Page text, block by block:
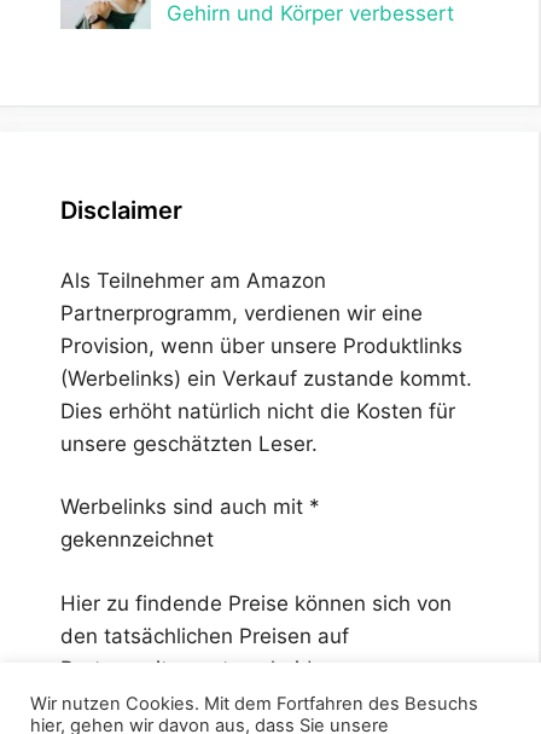
Gehirn und Körper verbessert
Disclaimer
Als Teilnehmer am Amazon
Partnerprogramm, verdienen wir eine
Provision, wenn über unsere Produktlinks
(Werbelinks) ein Verkauf zustande kommt.
Dies erhöht natürlich nicht die Kosten für
unsere geschätzten Leser.
Werbelinks sind auch mit *
gekennzeichnet
Hier zu findende Preise können sich von
den tatsächlichen Preisen auf
Partnerseiten unterscheiden.
Wir nutzen Cookies. Mit dem Fortfahren des Besuchs
hier, gehen wir davon aus, dass Sie unsere